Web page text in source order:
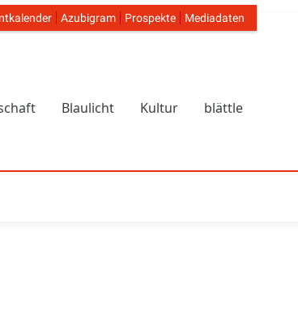
Azubigram Prospekte Mediadaten
Blaulicht Kultur blättle